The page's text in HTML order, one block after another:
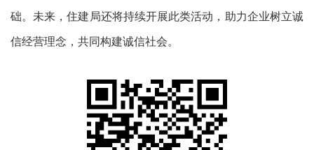
础。未来，住建局还将持续开展此类活动，助力企业树立诚
信经营理念，共同构建诚信社会。